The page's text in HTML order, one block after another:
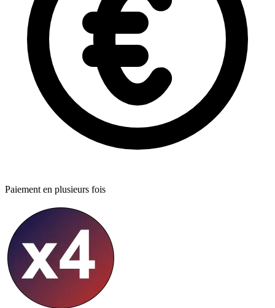
Paiement en plusieurs fois